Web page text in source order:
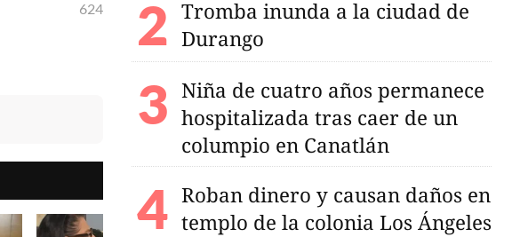
624
Tromba inunda a la ciudad de
Durango
Niña de cuatro años permanece
hospitalizada tras caer de un
columpio en Canatlán
Roban dinero y causan daños en
templo de la colonia Los Ángeles